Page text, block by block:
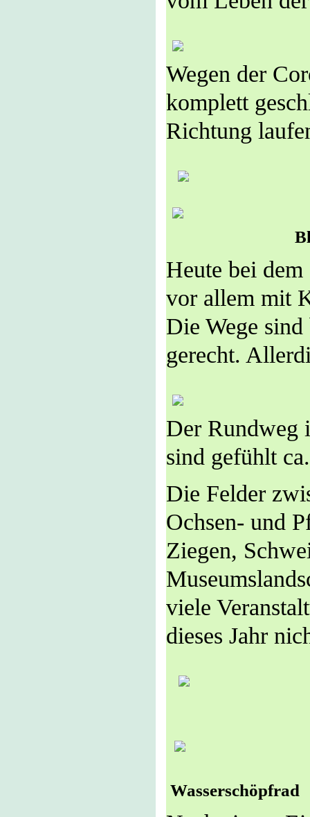
Wegen der
komplett
Richtung
Heute bei
vor allem mit
Die Wege
gerecht.
Der Rundweg
sind gefühlt
Die Felder
Ochsen- und
Ziegen,
viele
dieses Jahr
Wasserschöpfrad